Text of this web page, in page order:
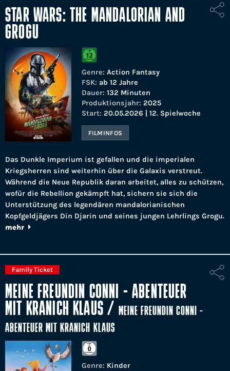
STAR WARS: THE MANDALORIAN AND
GROGU
Genre: Action Fantasy
FSK: ab 12 Jahre
Dauer: 132 Minuten
Produktionsjahr: 2025
Start: 20.05.2026 | 12. Spielwoche
FILMINFOS
Das Dunkle Imperium ist gefallen und die imperialen
Kriegsherren sind weiterhin über die Galaxis verstreut.
Während die Neue Republik daran arbeitet, alles zu schützen,
wofür die Rebellion gekämpft hat, sichern sie sich die
Unterstützung des legendären mandalorianischen
Kopfgeldjägers Din Djarin und seines jungen Lehrlings Grogu.
mehr
Family Ticket
MEINE FREUNDIN CONNI - ABENTEUER
MIT KRANICH KLAUS / MEINE FREUNDIN CONNI -
ABENTEUER MIT KRANICH KLAUS
Genre: Kinder